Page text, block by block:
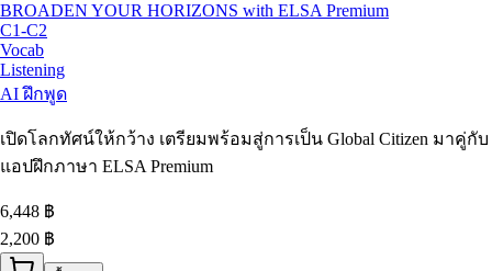
BROADEN YOUR HORIZONS with ELSA Premium
C1-C2
Vocab
Listening
AI ฝึกพูด
เปิดโลกทัศน์ให้กว้าง เตรียมพร้อมสู่การเป็น Global Citizen มาคู่กับ
แอปฝึกภาษา ELSA Premium
6,448 ฿
2,200 ฿